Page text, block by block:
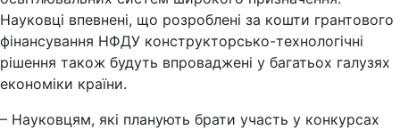
Науковці впевнені, що розроблені за кошти грантового
фінансування НФДУ конструкторсько-технологічні
рішення також будуть впроваджені у багатьох галузях
економіки країни.
– Науковцям, які планують брати участь у конкурсах